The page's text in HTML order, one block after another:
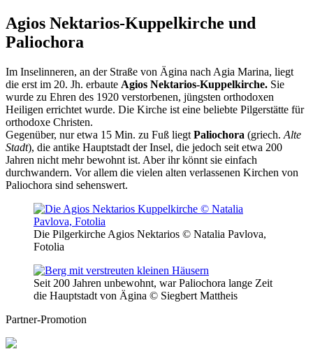
Agios Nektarios-Kuppelkirche und
Paliochora
Im Inselinneren, an der Straße von Ägina nach Agia Marina, liegt
die erst im 20. Jh. erbaute Agios Nektarios-Kuppelkirche. Sie
wurde zu Ehren des 1920 verstorbenen, jüngsten orthodoxen
Heiligen errichtet wurde. Die Kirche ist eine beliebte Pilgerstätte für
orthodoxe Christen.
Gegenüber, nur etwa 15 Min. zu Fuß liegt Paliochora (griech. Alte
Stadt), die antike Hauptstadt der Insel, die jedoch seit etwa 200
Jahren nicht mehr bewohnt ist. Aber ihr könnt sie einfach
durchwandern. Vor allem die vielen alten verlassenen Kirchen von
Paliochora sind sehenswert.
Die Pilgerkirche Agios Nektarios © Natalia Pavlova,
Fotolia
Seit 200 Jahren unbewohnt, war Paliochora lange Zeit
die Hauptstadt von Ägina © Siegbert Mattheis
Partner-Promotion